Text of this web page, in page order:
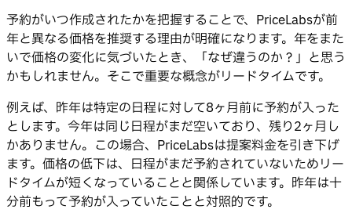
予約がいつ作成されたかを把握することで、PriceLabsが前
年と異なる価格を推奨する理由が明確になります。年をまた
いで価格の変化に気づいたとき、「なぜ違うのか？」と思う
かもしれません。そこで重要な概念がリードタイムです。
例えば、昨年は特定の日程に対して8ヶ月前に予約が入った
とします。今年は同じ日程がまだ空いており、残り2ヶ月し
かありません。この場合、PriceLabsは提案料金を引き下げ
ます。価格の低下は、日程がまだ予約されていないためリー
ドタイムが短くなっていることと関係しています。昨年は十
分前もって予約が入っていたことと対照的です。